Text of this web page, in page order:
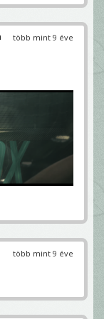
több mint 9 éve
több mint 9 éve